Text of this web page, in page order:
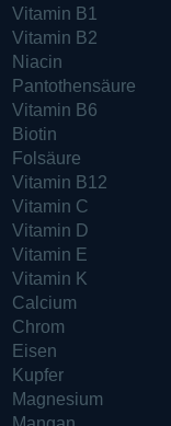
Vitamin B1
Vitamin B2
Niacin
Pantothensäure
Vitamin B6
Biotin
Folsäure
Vitamin B12
Vitamin C
Vitamin D
Vitamin E
Vitamin K
Calcium
Chrom
Eisen
Kupfer
Magnesium